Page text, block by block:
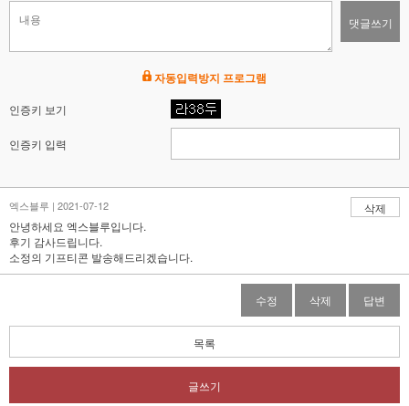
댓글쓰기
자동입력방지 프로그램
인증키 보기
인증키 입력
엑스블루 | 2021-07-12
삭제
안녕하세요 엑스블루입니다.
후기 감사드립니다.
소정의 기프티콘 발송해드리겠습니다.
수정 삭제 답변
목록
글쓰기